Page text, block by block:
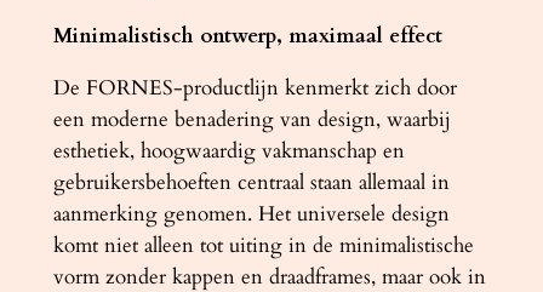
r
a
a
n
t
a
l
Minimalistisch ontwerp, maximaal effect
De FORNES-productlijn kenmerkt zich door
een moderne benadering van design, waarbij
esthetiek, hoogwaardig vakmanschap en
gebruikersbehoeften centraal staan allemaal in
aanmerking genomen. Het universele design
komt niet alleen tot uiting in de minimalistische
vorm zonder kappen en draadframes, maar ook in